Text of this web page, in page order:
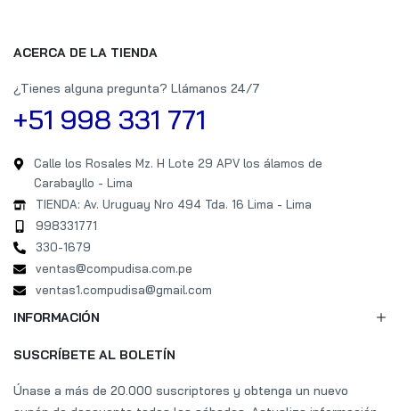
ACERCA DE LA TIENDA
¿Tienes alguna pregunta? Llámanos 24/7
+51 998 331 771
Calle los Rosales Mz. H Lote 29 APV los álamos de
Carabayllo - Lima
TIENDA: Av. Uruguay Nro 494 Tda. 16 Lima - Lima
998331771
330-1679
ventas@compudisa.com.pe
ventas1.compudisa@gmail.com
INFORMACIÓN
SUSCRÍBETE AL BOLETÍN
Únase a más de 20.000 suscriptores y obtenga un nuevo